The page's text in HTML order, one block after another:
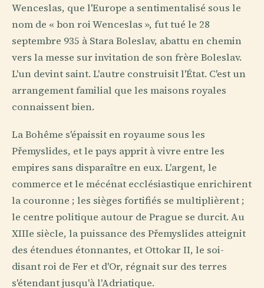
Wenceslas, que l'Europe a sentimentalisé sous le
nom de « bon roi Wenceslas », fut tué le 28
septembre 935 à Stara Boleslav, abattu en chemin
vers la messe sur invitation de son frère Boleslav.
L'un devint saint. L'autre construisit l'État. C'est un
arrangement familial que les maisons royales
connaissent bien.
La Bohême s'épaissit en royaume sous les
Přemyslides, et le pays apprit à vivre entre les
empires sans disparaître en eux. L'argent, le
commerce et le mécénat ecclésiastique enrichirent
la couronne ; les sièges fortifiés se multiplièrent ;
le centre politique autour de Prague se durcit. Au
XIIIe siècle, la puissance des Přemyslides atteignit
des étendues étonnantes, et Ottokar II, le soi-
disant roi de Fer et d'Or, régnait sur des terres
s'étendant jusqu'à l'Adriatique.